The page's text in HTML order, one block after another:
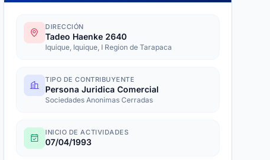
DIRECCIÓN
Tadeo Haenke 2640
Iquique, Iquique, I Region de Tarapaca
TIPO DE CONTRIBUYENTE
Persona Juridica Comercial
Sociedades Anonimas Cerradas
INICIO DE ACTIVIDADES
07/04/1993